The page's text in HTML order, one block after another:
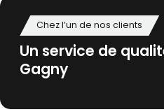
Un service de
Gagny
Chez l’un de nos clients